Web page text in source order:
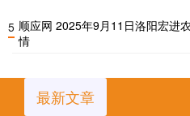
5 顺应网 2025年9月11日洛阳宏进
情
最新文章